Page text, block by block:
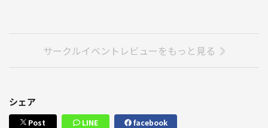
サークルイベントレビューをもっと見る
シェア
Post LINE facebook